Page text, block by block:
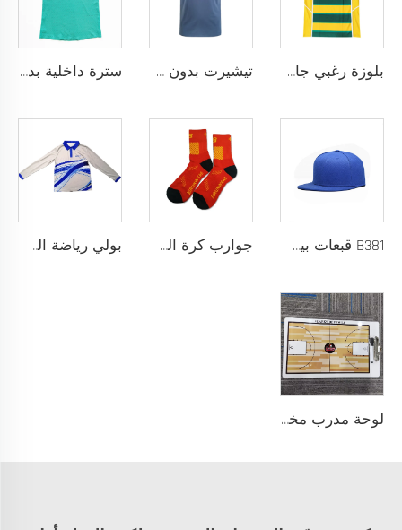
بلوزة رغبي جافة سريعة مصممة لفريق المدرسة، بلوزة رغبي بقماش أداء يسحب الرطوبة مع تخصيص بالتحميص تيشيرت بدون خياطة مصمم كقميص رياضي خالٍ من الاحتكاك لتحقيق أقصى درجات الراحة والأداء سترة داخلية بدون خياطة مع بنية شريط ملصوق حراريًا ومقاس نحيف خالٍ من الاحتكاك حسب الطلب لتجربة رياضية فائقة بدون أي إلهاء
B381 قبعات بيسبول جديدة عصرية للرجال والنساء، قبعات فاخرة بتصميم أنيق، قبعة تراكر جوارب كرة السلة للرجال بتصميم شعار مخصص، جوارب قطنية طويلة من السباندكس مع لبادة عالية، عينة مجانية، خدمة تصنيع المعدات الأصلية بولي رياضة السلة بأكمام طويلة نسيج سريع الجفاف للإحماء، شعار مخصص
لوحة مدرب مخصصة من كلوريد متعدد الفينيل (PVC) 122 مع إمكانية طباعة الشعار بألوان مخصصة، تصميم متين للتدريب الرياضي والتخطيط التكتيكي